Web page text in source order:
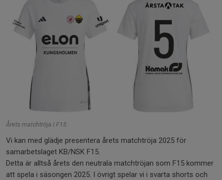
Årets matchtröja i F15
Vi kan med glädje presentera årets matchtröja 2025 för
samarbetslaget KB/NSK F15.
Detta är alltså årets den neutrala matchtröjan som F15 kommer
att spela i säsongen 2025. I övrigt spelar vi i svarta shorts och